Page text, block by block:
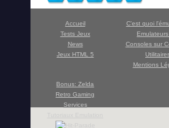
Accueil
Tests Jeux
News
Jeux HTML 5
C'est quoi
Consoles sur
Mentions
Bonus: Zelda
Retro Gaming
Services